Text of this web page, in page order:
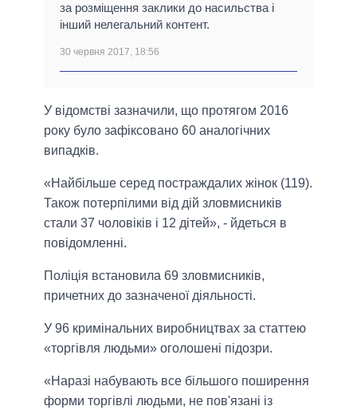
за розміщення заклики до насильства і
інший нелегальний контент.
30 червня 2017, 18:56
У відомстві зазначили, що протягом 2016
року було зафіксовано 60 аналогічних
випадків.
«Найбільше серед постраждалих жінок (119).
Також потерпілими від дій зловмисників
стали 37 чоловіків і 12 дітей», - йдеться в
повідомленні.
Поліція встановила 69 зловмисників,
причетних до зазначеної діяльності.
У 96 кримінальних виробництвах за статтею
«торгівля людьми» оголошені підозри.
«Наразі набувають все більшого поширення
форми торгівлі людьми, не пов'язані із